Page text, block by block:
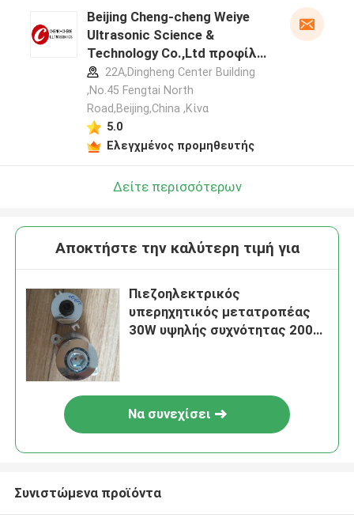
Beijing Cheng-cheng Weiye
Ultrasonic Science &
Technology Co.,Ltd προφίλ
κατασκευαστή
22A,Dingheng Center Building
,No.45 Fengtai North
Road,Beijing,China ,Κίνα
5.0
Ελεγχμένος προμηθευτής
Δείτε περισσότερων
Αποκτήστε την καλύτερη τιμή για
Πιεζοηλεκτρικός
υπερηχητικός μετατροπέας
30W υψηλής συχνότητας 200K
Να συνεχίσει
Συνιστώμενα προϊόντα